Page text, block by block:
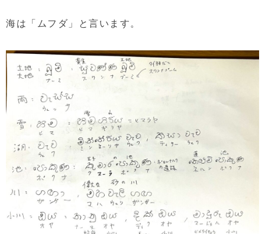
海は「ムフダ」と言います。